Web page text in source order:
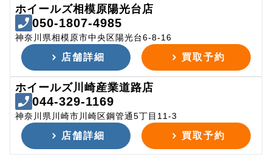
ホイールズ相模原陽光台店
050-1807-4985
神奈川県相模原市中央区陽光台6-8-16
店舗詳細 買取予約
ホイールズ川崎産業道路店
044-329-1169
神奈川県川崎市川崎区鋼管通5丁目11-3
店舗詳細 買取予約